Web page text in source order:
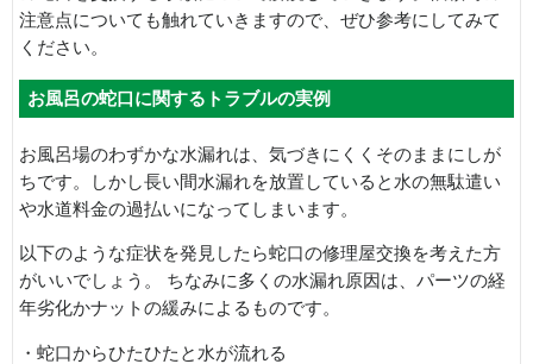
注意点についても触れていきますので、ぜひ参考にしてみて
ください。
お風呂の蛇口に関するトラブルの実例
お風呂場のわずかな水漏れは、気づきにくくそのままにしが
ちです。しかし長い間水漏れを放置していると水の無駄遣い
や水道料金の過払いになってしまいます。
以下のような症状を発見したら蛇口の修理屋交換を考えた方
がいいでしょう。 ちなみに多くの水漏れ原因は、パーツの経
年劣化かナットの緩みによるものです。
・蛇口からひたひたと水が流れる